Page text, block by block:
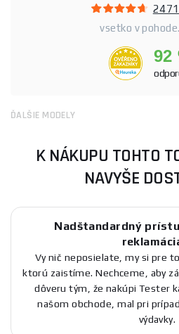
vsetko v
92
ĎALŠIE MODELY
K NÁKUPU TOHTO
NAVYŠE
Nadštandardný
Vy nič neposielate, my si pre
ktorú zaistíme. Nechceme, aby
dôveru tým, že nakúpi Tester
našom obchode, mal pri
výdavky.